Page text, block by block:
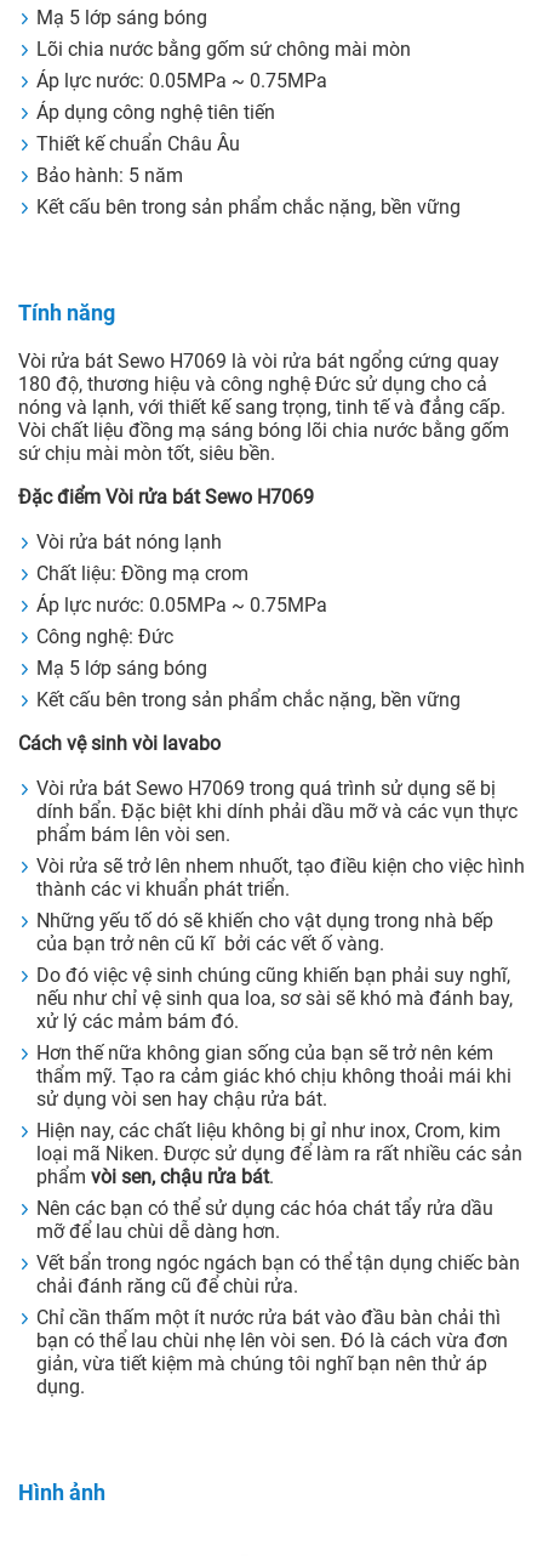
Mạ 5 lớp sáng bóng
Lõi chia nước bằng gốm sứ chông mài mòn
Áp lực nước: 0.05MPa ~ 0.75MPa
Áp dụng công nghệ tiên tiến
Thiết kế chuẩn Châu Âu
Bảo hành: 5 năm
Kết cấu bên trong sản phẩm chắc nặng, bền vững
Tính năng
Vòi rửa bát Sewo H7069 là vòi rửa bát ngổng cứng quay
180 độ, thương hiệu và công nghệ Đức sử dụng cho cả
nóng và lạnh, với thiết kế sang trọng, tinh tế và đẳng cấp.
Vòi chất liệu đồng mạ sáng bóng lõi chia nước bằng gốm
sứ chịu mài mòn tốt, siêu bền.
Đặc điểm Vòi rửa bát Sewo H7069
Vòi rửa bát nóng lạnh
Chất liệu: Đồng mạ crom
Áp lực nước: 0.05MPa ~ 0.75MPa
Công nghệ: Đức
Mạ 5 lớp sáng bóng
Kết cấu bên trong sản phẩm chắc nặng, bền vững
Cách vệ sinh vòi lavabo
Vòi rửa bát Sewo H7069 trong quá trình sử dụng sẽ bị
dính bẩn. Đặc biệt khi dính phải dầu mỡ và các vụn thực
phẩm bám lên vòi sen.
Vòi rửa sẽ trở lên nhem nhuốt, tạo điều kiện cho việc hình
thành các vi khuẩn phát triển.
Những yếu tố dó sẽ khiến cho vật dụng trong nhà bếp
của bạn trở nên cũ kĩ bởi các vết ố vàng.
Do đó việc vệ sinh chúng cũng khiến bạn phải suy nghĩ,
nếu như chỉ vệ sinh qua loa, sơ sài sẽ khó mà đánh bay,
xử lý các mảm bám đó.
Hơn thế nữa không gian sống của bạn sẽ trở nên kém
thẩm mỹ. Tạo ra cảm giác khó chịu không thoải mái khi
sử dụng vòi sen hay chậu rửa bát.
Hiện nay, các chất liệu không bị gỉ như inox, Crom, kim
loại mã Niken. Được sử dụng để làm ra rất nhiều các sản
phẩm vòi sen, chậu rửa bát.
Nên các bạn có thể sử dụng các hóa chát tẩy rửa dầu
mỡ để lau chùi dễ dàng hơn.
Vết bẩn trong ngóc ngách bạn có thể tận dụng chiếc bàn
chải đánh răng cũ để chùi rửa.
Chỉ cần thấm một ít nước rửa bát vào đầu bàn chải thì
bạn có thể lau chùi nhẹ lên vòi sen. Đó là cách vừa đơn
giản, vừa tiết kiệm mà chúng tôi nghĩ bạn nên thử áp
dụng.
Hình ảnh